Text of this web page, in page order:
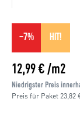
−7% HIT!
12,99 € /m2
Niedrigster Preis
Preis für Paket 23,82